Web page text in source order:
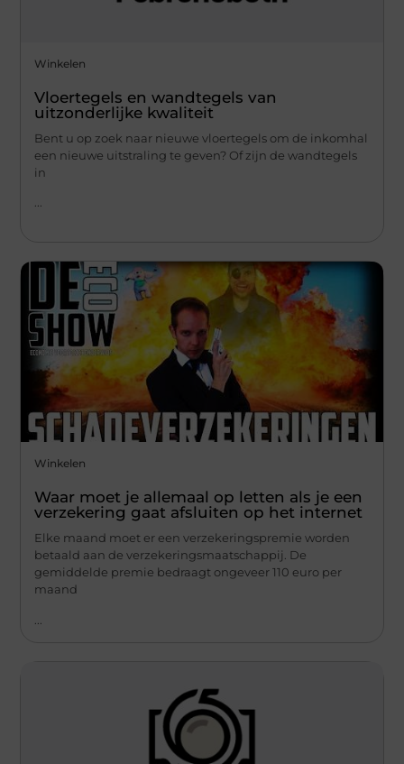
Winkelen
Vloertegels en wandtegels van
uitzonderlijke kwaliteit
Bent u op zoek naar nieuwe vloertegels om de inkomhal
een nieuwe uitstraling te geven? Of zijn de wandtegels
in
...
Winkelen
Waar moet je allemaal op letten als je een
verzekering gaat afsluiten op het internet
Elke maand moet er een verzekeringspremie worden
betaald aan de verzekeringsmaatschappij. De
gemiddelde premie bedraagt ongeveer 110 euro per
maand